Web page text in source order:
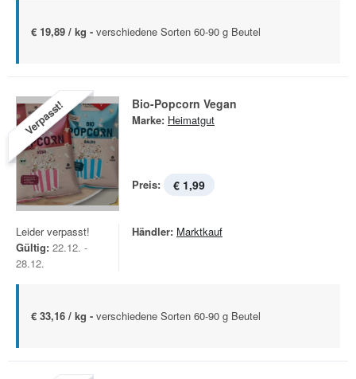
€ 19,89 / kg - verschiedene Sorten 60-90 g Beutel
Verpasst! Bio-Popcorn Vegan
Marke: Heimatgut
Preis: € 1,99
Leider verpasst!
Gültig: 22.12. -
28.12.
Händler: Marktkauf
€ 33,16 / kg - verschiedene Sorten 60-90 g Beutel